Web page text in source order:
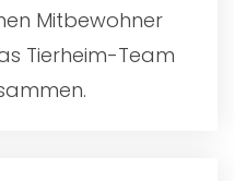
Mitbewohner
Tierheim-Team